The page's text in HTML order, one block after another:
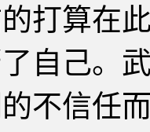
打算在
自己。
不信任